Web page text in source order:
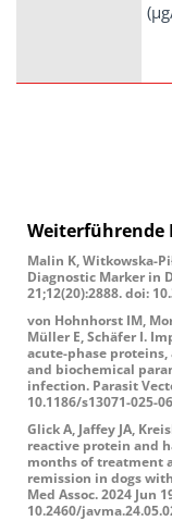
Weiterführende
Malin K, Witkowska-
Diagnostic Marker in
21;12(20):2888. doi:
von Hohnhorst IM,
Müller E, Schäfer I.
acute-phase
and biochemical
infection. Parasit
10.1186/s13071-025-
Glick A, Jaffey JA,
reactive protein and
months of treatment
remission in dogs
Med Assoc. 2024 Jun
10.2460/